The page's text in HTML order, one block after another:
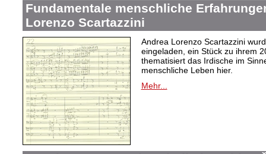
Fundamentale menschliche
Lorenzo Scartazzini
Andrea Lorenzo Scartazzini
eingeladen, ein Stück zu ihrem
thematisiert das Irdische im
menschliche Leben hier.
Mehr...